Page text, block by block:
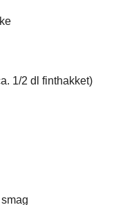
1/2 dl finthakket)